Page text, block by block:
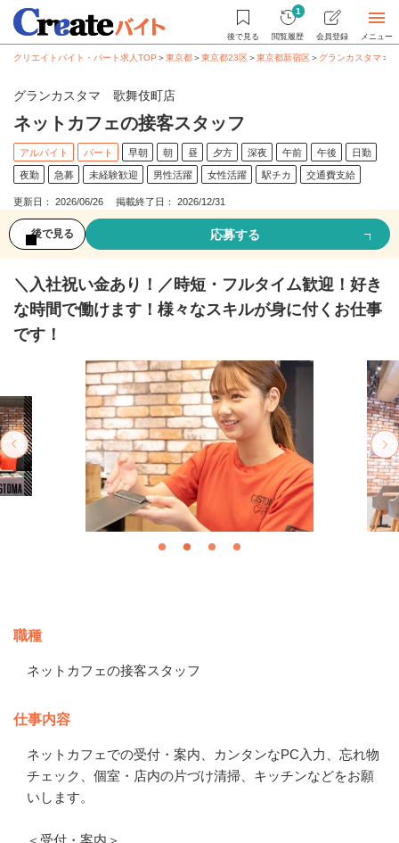
後で見る
1
閲覧履歴 会員登録 メニュー
クリエイトバイト・パート求人TOP ＞東京都＞東京都23区＞東京都新宿区＞ グランカスタマ ＞
グランカスタマ 歌舞伎町店
ネットカフェの接客スタッフ
アルバイト パート 早朝 朝 昼 夕方 深夜 午前 午後 日勤
夜勤 急募 未経験歓迎 男性活躍 女性活躍 駅チカ 交通費支給
更新日： 2026/06/26 掲載終了日： 2026/12/31
後で見る 応募する
＼入社祝い金あり！／時短・フルタイム歓迎！好き
な時間で働けます！様々なスキルが身に付くお仕事
です！
職種
ネットカフェの接客スタッフ
仕事内容
ネットカフェでの受付・案内、カンタンなPC入力、忘れ物
チェック、個室・店内の片づけ清掃、キッチンなどをお願
いします。
＜受付・案内＞